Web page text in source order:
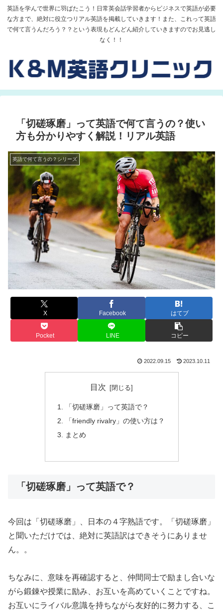
英語を学んで世界に羽ばたこう！日常英会話学習者からビジネスで英語が必要
な方まで、絶対に役立つリアル英語を掲載していきます！また、これって英語
で何て言うんだろう？？という表現もどんどん紹介していきますのでお見逃し
なく！！
「切磋琢磨」って英語で何て言うの？使い
方も分かりやすく解説！リアル英語
英語で何て言うの？シリーズ
X Facebook はてブ
Pocket LINE コピー
2022.09.15 2023.10.11
目次
「切磋琢磨」って英語で？
「friendly rivalry」の使い方は？
まとめ
「切磋琢磨」って英語で？
今回は「切磋琢磨」、日本の４字熟語です。「切磋琢磨」
と聞いただけでは、絶対に英語訳はできそうにありませ
ん。。
ちなみに、意味を再確認すると、仲間同士で励まし合いな
がら鍛錬や授業に励み、お互いを高めていくことですね。
お互いにライバル意識を持ちながら友好的に努力する、こ